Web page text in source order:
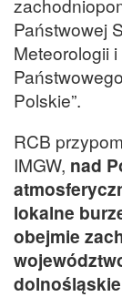
Państwowej
Meteorologii
Polskie”.
RCB
IMGW, nad
lokalne
obejmie
dolnośląskie